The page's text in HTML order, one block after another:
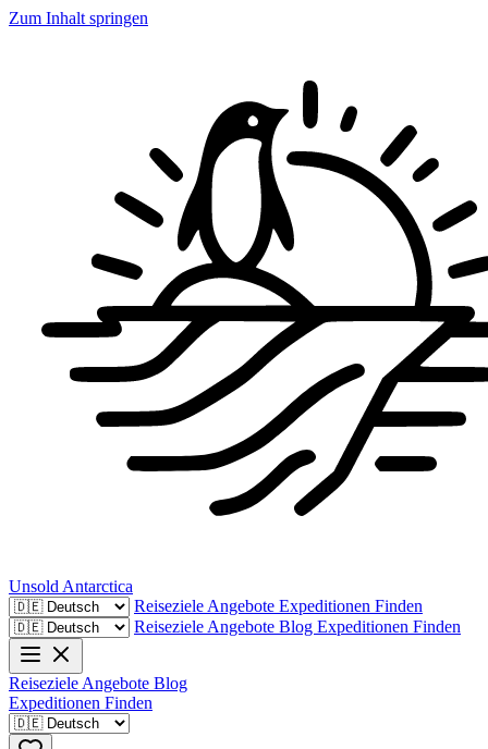
Zum Inhalt springen
Unsold Antarctica
Reiseziele Angebote Expeditionen Finden
Reiseziele Angebote Blog Expeditionen Finden
Reiseziele Angebote Blog
Expeditionen Finden